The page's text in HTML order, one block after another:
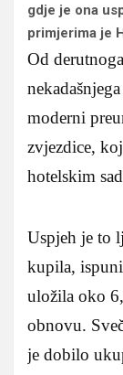
gdje je ona
primjerima je
Od
moderni
zvjezdice,
hotelskim
Uspjeh je to
kupila,
uložila oko
obnovu.
je dobilo